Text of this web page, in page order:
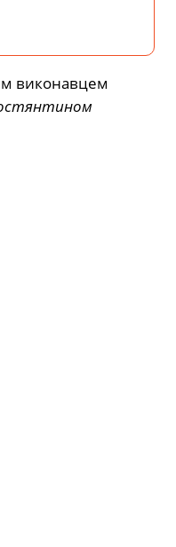
виконавцем